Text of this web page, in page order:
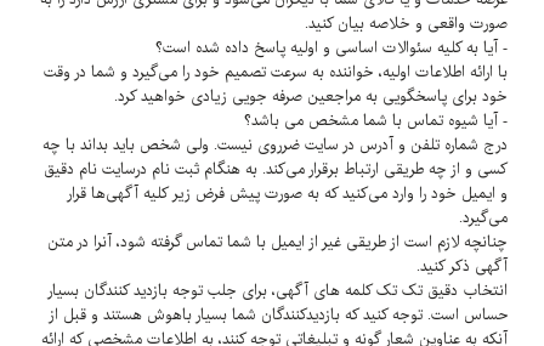
صورت واقعی و خلاصه بیان کنید.
- آیا به کلیه سئوالات اساسی و اولیه پاسخ داده شده است؟
با ارائه اطلاعات اولیه، خواننده به سرعت تصمیم خود را می‌گیرد و شما در وقت
خود برای پاسخگویی به مراجعین صرفه جویی زیادی خواهید کرد.
- آیا شیوه تماس با شما مشخص می باشد؟
درج شماره تلفن و آدرس در سایت ضرروی نیست. ولی شخص باید بداند با چه
کسی و از چه طریقی ارتباط برقرار می‌کند. به هنگام ثبت نام درسایت نام دقیق
و ایمیل خود را وارد می‌کنید که به صورت پیش فرض زیر کلیه آگهی‌ها قرار
می‌گیرد.
چنانچه لازم است از طریقی غیر از ایمیل با شما تماس گرفته شود، آنرا در متن
آگهی ذکر کنید.
انتخاب دقیق تک تک کلمه های آگهی، برای جلب توجه بازدید کنندگان بسیار
حساس است. توجه کنید که بازدیدکنندگان شما بسیار باهوش هستند و قبل از
آنکه به عناوین شعار گونه و تبلیغاتی توجه کنند، به اطلاعات مشخصی که ارائه